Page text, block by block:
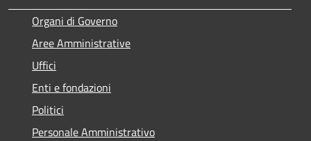
Organi di Governo
Aree Amministrative
Uffici
Enti e fondazioni
Politici
Personale Amministrativo